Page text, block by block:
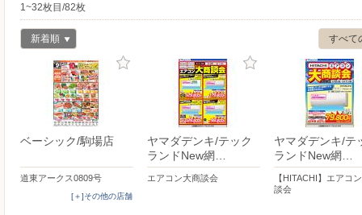
1~32枚目/82枚
すべて
新着順
ベーシック/駒場店
道東アークス0809号
[＋]その他の店舗
ヤマダデンキ/テック
ランドNew網…
エアコン大商談会
ヤマダデンキ/テ
ランドNew網…
【HITACHI】エアコ
談会